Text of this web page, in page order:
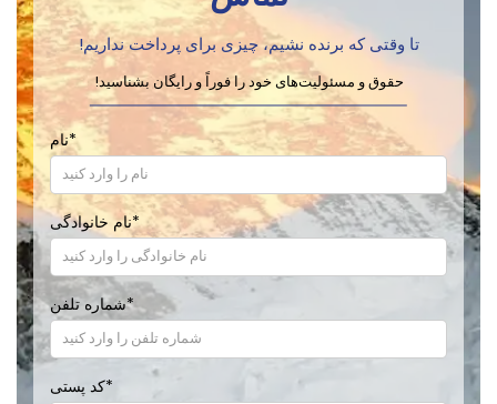
تا وقتی که برنده نشیم، چیزی برای پرداخت نداریم!
حقوق و مسئولیت‌های خود را فوراً و رایگان بشناسید!
نام*
نام خانوادگی*
شماره تلفن*
کد پستی*